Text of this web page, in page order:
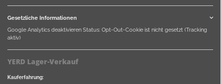
Gesetzliche Informationen
Google Analytics deaktivieren Status: Opt-Out-Cookie ist nicht gesetzt (Tracking
aktiv)
YERD Lager-Verkauf
Kauferfahrung: